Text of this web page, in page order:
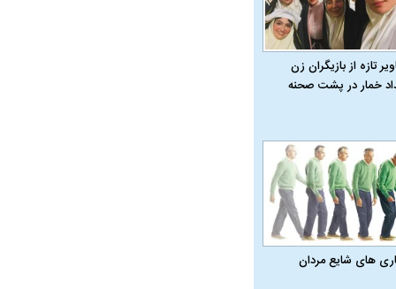
تازه از بازیگران زن
خمار در پشت صحنه
های شایع مردان